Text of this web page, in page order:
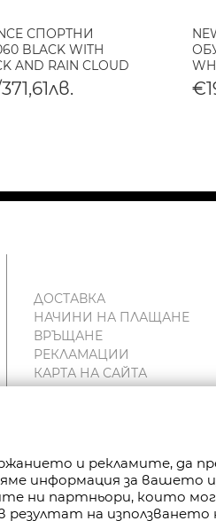
СПОРТНИ
BLACK WITH
AND RAIN CLOUD
ДОСТАВКА
НАЧИНИ НА ПЛАЩАНЕ
ВРЪЩАНЕ
РЕКЛАМАЦИИ
КАРТА НА САЙТА
КОНТАКТИ
ЗАПАЗЕНИ.
и рекламите, да
информация за вашето
ни партньори, които
резултат на използването